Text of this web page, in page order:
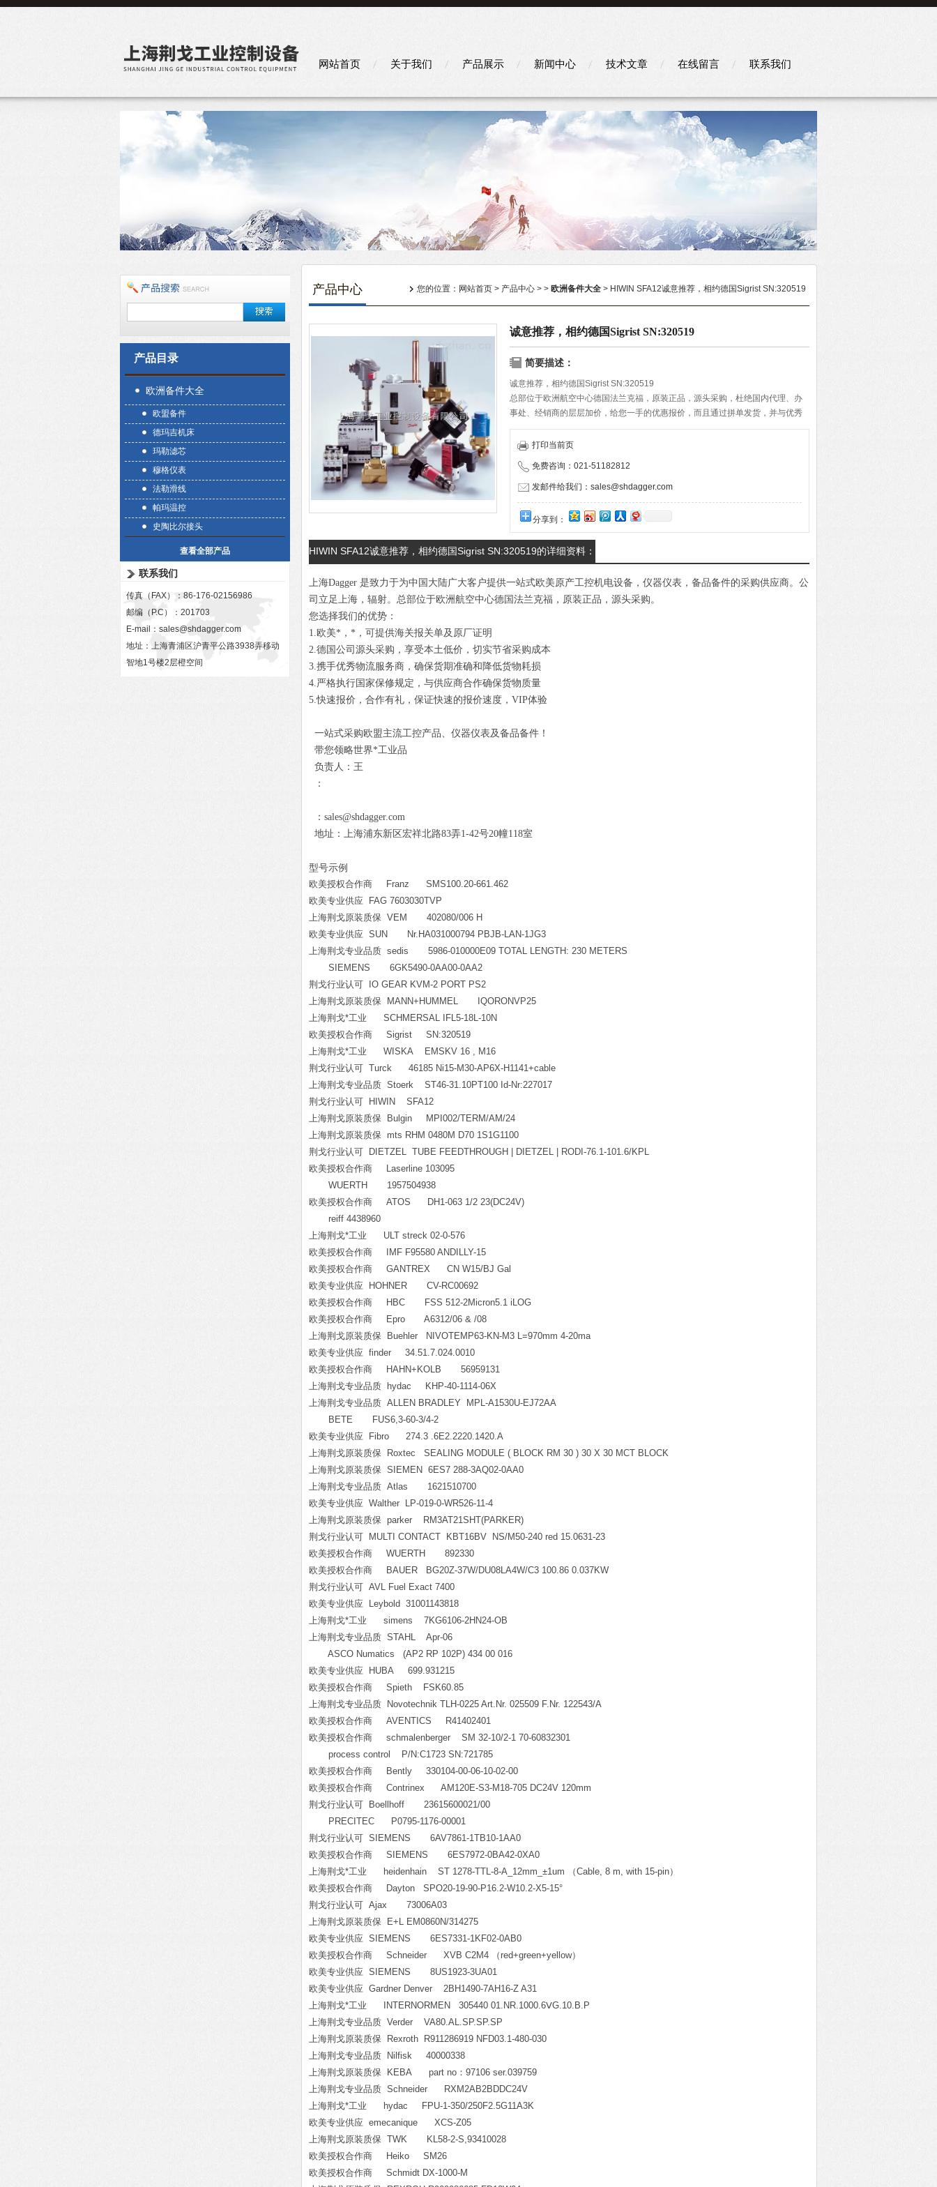
网站首页 关于我们 产品展示 新闻中心 技术文章 在线留言 联系我们
产品目录
欧洲备件大全
欧盟备件
德玛吉机床
玛勒滤芯
穆格仪表
法勒滑线
帕玛温控
史陶比尔接头
查看全部产品
联系我们
传真（FAX）：86-176-02156986
邮编（P.C）：201703
E-mail： sales@shdagger.com
地址：上海青浦区沪青平公路3938弄移动
智地1号楼2层橙空间
产品中心 您的位置： 网站首页 > 产品中心 > > 欧洲备件大全 > HIWIN SFA12诚意推荐，相约德国Sigrist SN:320519
诚意推荐，相约德国Sigrist SN:320519
简要描述：
诚意推荐，相约德国Sigrist SN:320519
总部位于欧洲航空中心德国法兰克福，原装正品，源头采购，杜绝国内代理、办
事处、经销商的层层加价，给您一手的优惠报价，而且通过拼单发货，并与优秀
物流服务商携手合作，保证货期的准确与快速，带给客户便捷的购物体验。
打印当前页
免费咨询：021-51182812
发邮件给我们：sales@shdagger.com
分享到：
HIWIN SFA12诚意推荐，相约德国Sigrist SN:320519的详细资料：
上海Dagger 是致力于为中国大陆广大客户提供一站式欧美原产工控机电设备，仪器仪表，备品备件的采购供应商。公
司立足上海，辐射。总部位于欧洲航空中心德国法兰克福，原装正品，源头采购。
您选择我们的优势：
1.欧美*，*，可提供海关报关单及原厂证明
2.德国公司源头采购，享受本土低价，切实节省采购成本
3.携手优秀物流服务商，确保货期准确和降低货物耗损
4.严格执行国家保修规定，与供应商合作确保货物质量
5.快速报价，合作有礼，保证快速的报价速度，VIP体验
一站式采购欧盟主流工控产品、仪器仪表及备品备件！
带您领略世界*工业品
负责人：王
：
：sales@shdagger.com
地址：上海浦东新区宏祥北路83弄1-42号20幢118室
型号示例
欧美授权合作商 Franz SMS100.20-661.462
欧美专业供应 FAG 7603030TVP
上海荆戈原装质保 VEM 402080/006 H
欧美专业供应 SUN Nr.HA031000794 PBJB-LAN-1JG3
上海荆戈专业品质 sedis 5986-010000E09 TOTAL LENGTH: 230 METERS
SIEMENS 6GK5490-0AA00-0AA2
荆戈行业认可 IO GEAR KVM-2 PORT PS2
上海荆戈原装质保 MANN+HUMMEL IQORONVP25
上海荆戈*工业 SCHMERSAL IFL5-18L-10N
欧美授权合作商 Sigrist SN:320519
上海荆戈*工业 WISKA EMSKV 16 , M16
荆戈行业认可 Turck 46185 Ni15-M30-AP6X-H1141+cable
上海荆戈专业品质 Stoerk ST46-31.10PT100 Id-Nr:227017
荆戈行业认可 HIWIN SFA12
上海荆戈原装质保 Bulgin MPI002/TERM/AM/24
上海荆戈原装质保 mts RHM 0480M D70 1S1G1100
荆戈行业认可 DIETZEL TUBE FEEDTHROUGH | DIETZEL | RODI-76.1-101.6/KPL
欧美授权合作商 Laserline 103095
WUERTH 1957504938
欧美授权合作商 ATOS DH1-063 1/2 23(DC24V)
reiff 4438960
上海荆戈*工业 ULT streck 02-0-576
欧美授权合作商 IMF F95580 ANDILLY-15
欧美授权合作商 GANTREX CN W15/BJ Gal
欧美专业供应 HOHNER CV-RC00692
欧美授权合作商 HBC FSS 512-2Micron5.1 iLOG
欧美授权合作商 Epro A6312/06 & /08
上海荆戈原装质保 Buehler NIVOTEMP63-KN-M3 L=970mm 4-20ma
欧美专业供应 finder 34.51.7.024.0010
欧美授权合作商 HAHN+KOLB 56959131
上海荆戈专业品质 hydac KHP-40-1114-06X
上海荆戈专业品质 ALLEN BRADLEY MPL-A1530U-EJ72AA
BETE FUS6,3-60-3/4-2
欧美专业供应 Fibro 274.3 .6E2.2220.1420.A
上海荆戈原装质保 Roxtec SEALING MODULE ( BLOCK RM 30 ) 30 X 30 MCT BLOCK
上海荆戈原装质保 SIEMEN 6ES7 288-3AQ02-0AA0
上海荆戈专业品质 Atlas 1621510700
欧美专业供应 Walther LP-019-0-WR526-11-4
上海荆戈原装质保 parker RM3AT21SHT(PARKER)
荆戈行业认可 MULTI CONTACT KBT16BV NS/M50-240 red 15.0631-23
欧美授权合作商 WUERTH 892330
欧美授权合作商 BAUER BG20Z-37W/DU08LA4W/C3 100.86 0.037KW
荆戈行业认可 AVL Fuel Exact 7400
欧美专业供应 Leybold 31001143818
上海荆戈*工业 simens 7KG6106-2HN24-OB
上海荆戈专业品质 STAHL Apr-06
ASCO Numatics (AP2 RP 102P) 434 00 016
欧美专业供应 HUBA 699.931215
欧美授权合作商 Spieth FSK60.85
上海荆戈专业品质 Novotechnik TLH-0225 Art.Nr. 025509 F.Nr. 122543/A
欧美授权合作商 AVENTICS R41402401
欧美授权合作商 schmalenberger SM 32-10/2-1 70-60832301
process control P/N:C1723 SN:721785
欧美授权合作商 Bently 330104-00-06-10-02-00
欧美授权合作商 Contrinex AM120E-S3-M18-705 DC24V 120mm
荆戈行业认可 Boellhoff 23615600021/00
PRECITEC P0795-1176-00001
荆戈行业认可 SIEMENS 6AV7861-1TB10-1AA0
欧美授权合作商 SIEMENS 6ES7972-0BA42-0XA0
上海荆戈*工业 heidenhain ST 1278-TTL-8-A_12mm_±1um （Cable, 8 m, with 15-pin）
欧美授权合作商 Dayton SPO20-19-90-P16.2-W10.2-X5-15°
荆戈行业认可 Ajax 73006A03
上海荆戈原装质保 E+L EM0860N/314275
欧美专业供应 SIEMENS 6ES7331-1KF02-0AB0
欧美授权合作商 Schneider XVB C2M4 （red+green+yellow）
欧美专业供应 SIEMENS 8US1923-3UA01
欧美专业供应 Gardner Denver 2BH1490-7AH16-Z A31
上海荆戈*工业 INTERNORMEN 305440 01.NR.1000.6ⅤG.10.B.P
上海荆戈专业品质 Verder VA80.AL.SP.SP.SP
上海荆戈原装质保 Rexroth R911286919 NFD03.1-480-030
上海荆戈专业品质 Nilfisk 40000338
上海荆戈原装质保 KEBA part no：97106 ser.039759
上海荆戈专业品质 Schneider RXM2AB2BDDC24V
上海荆戈*工业 hydac FPU-1-350/250F2.5G11A3K
欧美专业供应 emecanique XCS-Z05
上海荆戈原装质保 TWK KL58-2-S,93410028
欧美授权合作商 Heiko SM26
欧美授权合作商 Schmidt DX-1000-M